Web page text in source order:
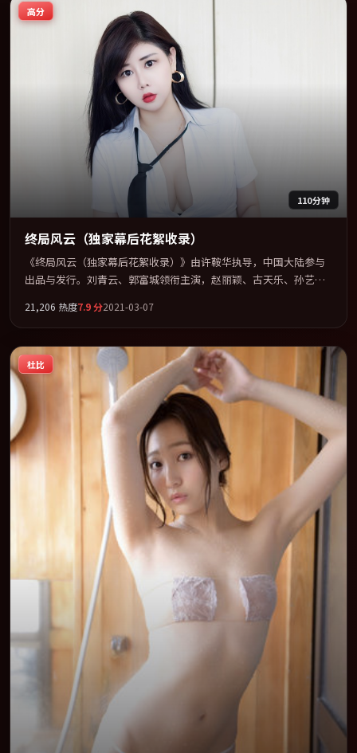
高分
110分钟
终局风云（独家幕后花絮收录）
《终局风云（独家幕后花絮收录）》由许鞍华执导，中国大陆参与
出品与发行。刘青云、郭富城领衔主演，赵丽颖、古天乐、孙艺珍
「战争」类型为骨架，在叙事、表演与视听上力求统一。定于
2021-12-27 在内地院线及主流平台同步亮相，2021 年度话题片中口
碑稳健，适合喜欢强情节与人物弧光的观众完整观看。
21,206 热度7.9分2021-03-07
杜比